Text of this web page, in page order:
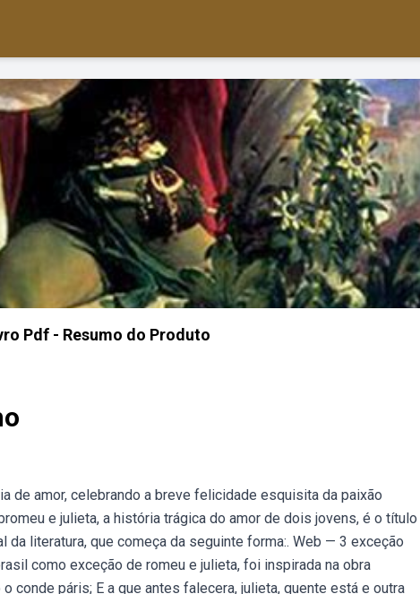
Pdf - Resumo do Produto
de amor, celebrando a breve felicidade esquisita da paixão
e julieta, a história trágica do amor de dois jovens, é o título
literatura, que começa da seguinte forma:. Web — 3 exceção
como exceção de romeu e julieta, foi inspirada na obra
conde páris; E a que antes falecera, julieta, quente está e outra